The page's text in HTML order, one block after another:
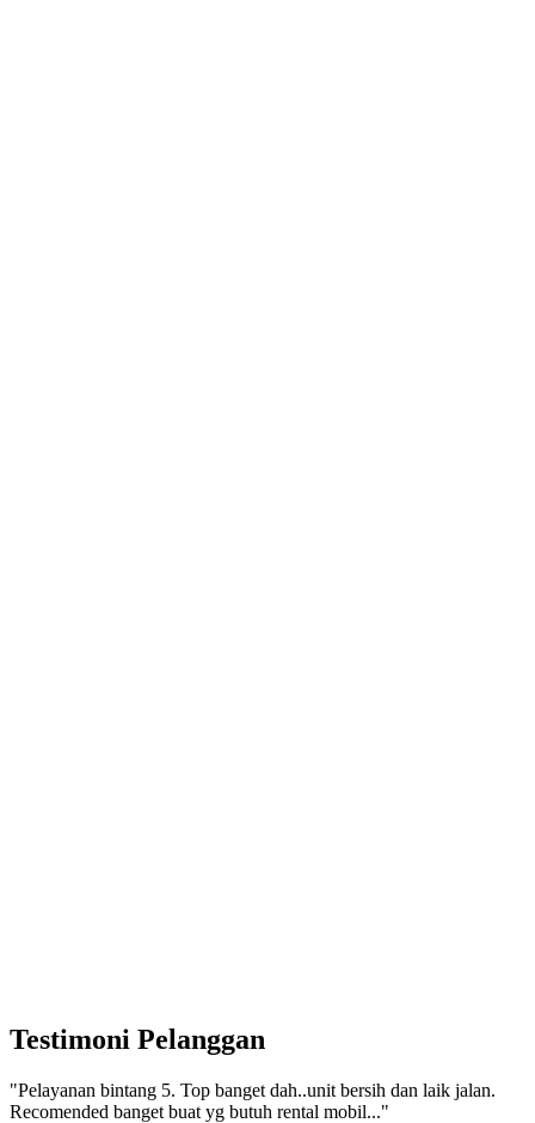
Testimoni Pelanggan
"Pelayanan bintang 5. Top banget dah..unit bersih dan laik jalan.
Recomended banget buat yg butuh rental mobil..."